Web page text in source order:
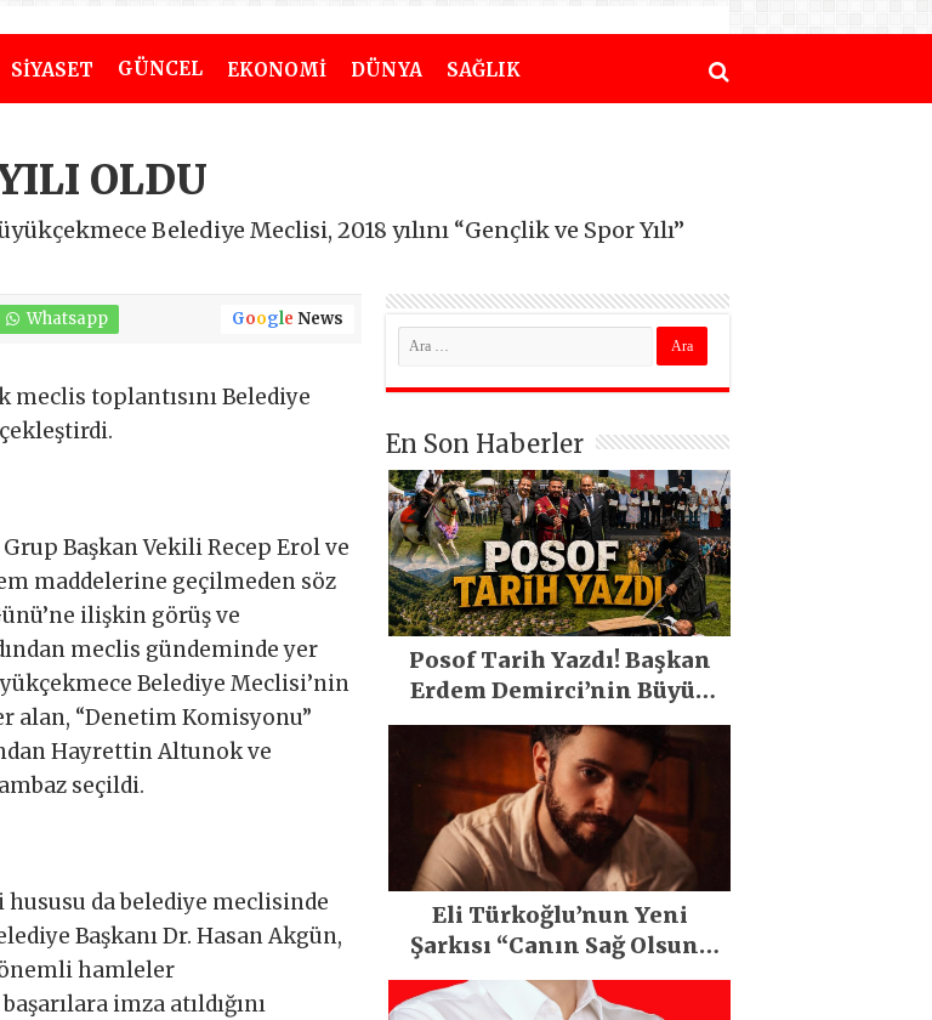
SİYASET GÜNCEL EKONOMİ DÜNYA SAĞLIK
OLDU
Belediye Meclisi, 2018 yılını “Gençlik ve Spor Yılı”
Whatsapp Google News
meclis toplantısını Belediye
Başkan Vekili Recep Erol ve
maddelerine geçilmeden söz
ilişkin görüş ve
meclis gündeminde yer
Belediye Meclisi’nin
alan, “Denetim Komisyonu”
Hayrettin Altunok ve
seçildi.
hususu da belediye meclisinde
Başkanı Dr. Hasan Akgün,
önemli hamleler
imza atıldığını
En Son Haberler
Posof Tarih Yazdı! Başkan
Erdem Demirci’nin Büyük
Emeğiyle Son Yılların En
Büyük Festivali Gerçekleşti
Eli Türkoğlu’nun Yeni
Şarkısı “Canın Sağ Olsun”
Büyük İlgi Gördü!..